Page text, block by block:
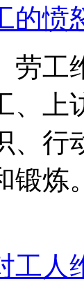
的愤
劳工
、上
、行
炼。
工人